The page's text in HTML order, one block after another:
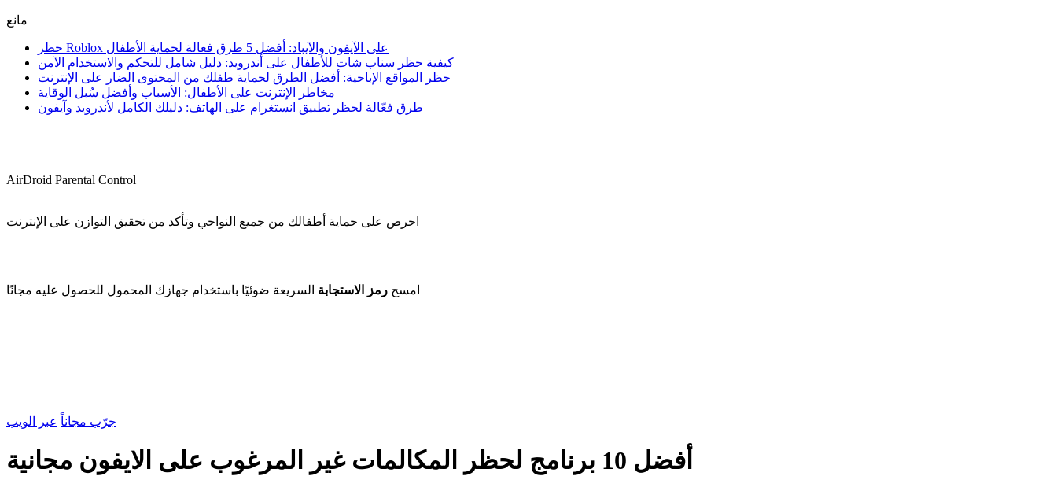
مانع
حظر Roblox على الآيفون والآيباد: أفضل 5 طرق فعالة لحماية الأطفال
كيفية حظر سناب شات للأطفال على أندرويد: دليل شامل للتحكم والاستخدام الآمن
حظر المواقع الإباحية: أفضل الطرق لحماية طفلك من المحتوى الضار على الإنترنت
مخاطر الإنترنت على الأطفال: الأسباب وأفضل سُبل الوقاية
طرق فعّالة لحظر تطبيق انستغرام على الهاتف: دليلك الكامل لأندرويد وآيفون
AirDroid Parental Control
احرص على حماية أطفالك من جميع النواحي وتأكد من تحقيق التوازن على الإنترنت
امسح رمز الاستجابة السريعة ضوئيًا باستخدام جهازك المحمول للحصول عليه مجانًا
جرّب مجاناً عبر الويب
أفضل 10 برنامج لحظر المكالمات غير المرغوب على الايفون مجانية